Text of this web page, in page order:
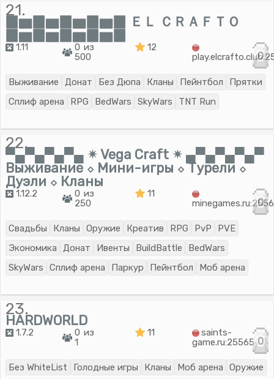
21.
▉▆▉▆▉▆▉▆▉ ＥＬ ＣＲＡＦＴＯ
▉▆▉▆▉▆▉▆▉
1.11
0 из
500
12
0
Выживание Донат Без Дюпа Кланы Пейнтбол
Прятки
Сплиф арена
RPG BedWars SkyWars TNT Run
22.
▀▄▀▄▀▄▀▄ ✴ Vega Craft ✴ ▄▀▄▀▄▀▄▀
Выживание ⬦ Мини-игры ⬦ Турели ⬦
Дуэли ⬦ Кланы
1.12.2
0 из
250
11
0
Свадьбы Кланы Оружие Креатив RPG PvP
PVE
Экономика
Донат Ивенты BuildBattle
BedWars
SkyWars
Сплиф арена Паркур Пейнтбол Моб арена
23.
HARDWORLD
1.7.2
0 из
1
11
saints-
game.ru:25565 0
Без WhiteList Голодные игры Кланы Моб арена Оружие